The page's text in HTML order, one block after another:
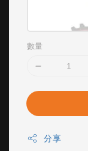
數量
分享